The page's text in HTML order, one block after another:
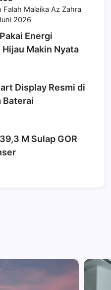
Falah Malaika Az Zahra
2026
Energi
Makin Nyata
Display Resmi di
Baterai
M Sulap GOR